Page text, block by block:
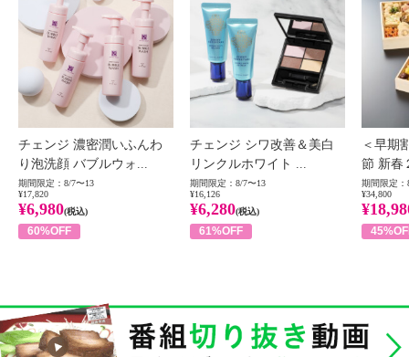
チェンジ 濃密潤いふんわ
り泡洗顔 バブルウォ...
期間限定：8/7〜13
¥17,820
¥6,980(税込)
60%OFF
チェンジ シワ改善＆美白
リンクルホワイト ...
期間限定：8/7〜13
¥16,126
¥6,280(税込)
61%OFF
＜早期
節 新春
期間限定：
¥34,800